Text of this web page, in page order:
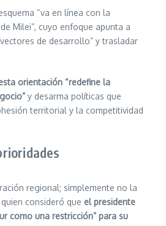
“va en línea con la
Milei”, cuyo enfoque apunta a
de desarrollo” y trasladar
orientación “redefine la
y desarma políticas que
territorial y la competitividad
regional; simplemente no la
consideró que el presidente
como una restricción” para su